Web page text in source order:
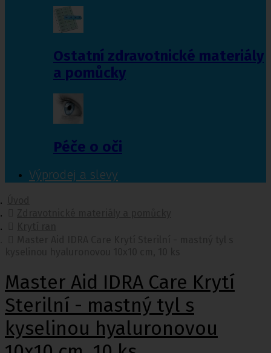
Ostatní zdravotnické materiály
a pomůcky
Péče o oči
Výprodej a slevy
Master Aid IDRA Care Krytí
Sterilní - mastný tyl s
kyselinou hyaluronovou